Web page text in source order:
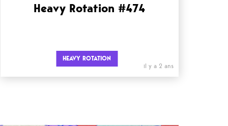
Heavy Rotation #474
HEAVY ROTATION
il y a 2 ans